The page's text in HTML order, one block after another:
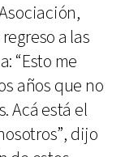
a las
“Esto me
años que no
Acá está el
dijo